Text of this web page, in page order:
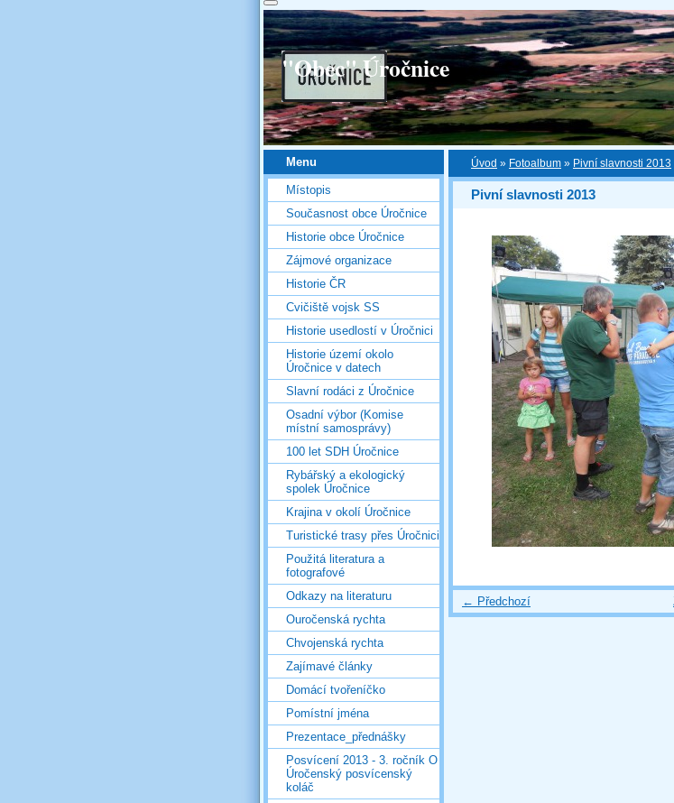
"Obec" Úročnice
Úvod » Fotoalbum » Pivní slavnosti 2013
Pivní slavnosti 2013
← Předchozí
Menu
Místopis
Současnost obce Úročnice
Historie obce Úročnice
Zájmové organizace
Historie ČR
Cvičiště vojsk SS
Historie usedlostí v Úročnici
Historie území okolo
Úročnice v datech
Slavní rodáci z Úročnice
Osadní výbor (Komise
místní samosprávy)
100 let SDH Úročnice
Rybářský a ekologický
spolek Úročnice
Krajina v okolí Úročnice
Turistické trasy přes Úročnici
Použitá literatura a
fotografové
Odkazy na literaturu
Ouročenská rychta
Chvojenská rychta
Zajímavé články
Domácí tvořeníčko
Pomístní jména
Prezentace_přednášky
Posvícení 2013 - 3. ročník O
Úročenský posvícenský
koláč